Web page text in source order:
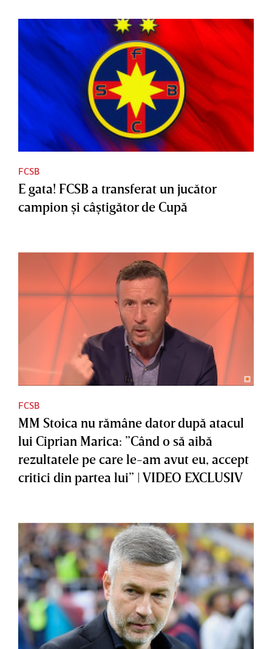
FCSB
E gata! FCSB a transferat un jucător
campion şi câştigător de Cupă
FCSB
MM Stoica nu rămâne dator după atacul
lui Ciprian Marica: ”Când o să aibă
rezultatele pe care le-am avut eu, accept
critici din partea lui” | VIDEO EXCLUSIV